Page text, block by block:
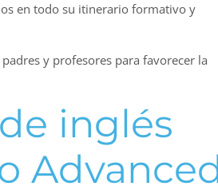
en todo su itinerario formativo y
y profesores para favorecer la
inglés